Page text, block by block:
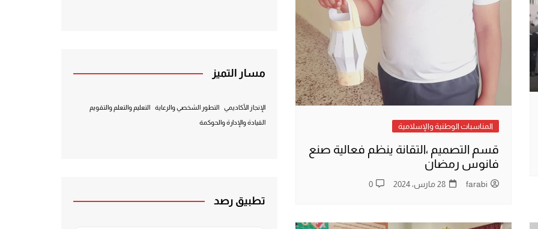
المناسبات الوطنية والإسلامية
قسم التصميم ،التقانة ينظم فعالية صنع
فانوس رمضان
farabi 28 مارس، 2024 0
مسار التميز
الإنجاز الأكاديمي التطور الشخصي والرعاية التعليم والتعلم والتقويم
القيادة والإدارة والحوكمة
تطبيق رصد